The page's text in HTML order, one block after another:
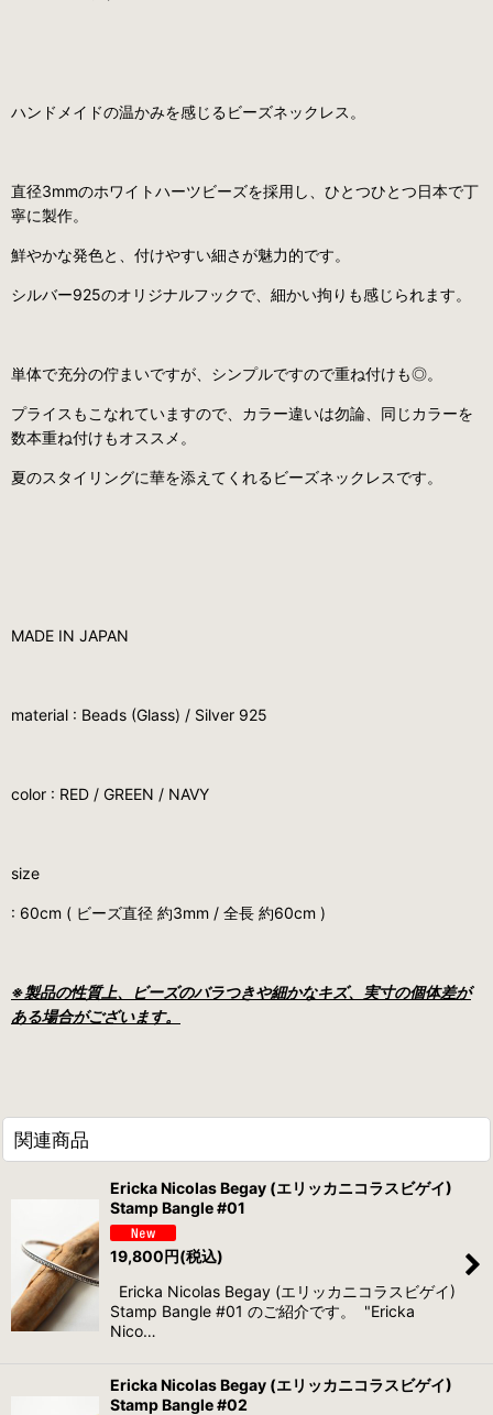
ハンドメイドの温かみを感じるビーズネックレス。
直径3mmのホワイトハーツビーズを採用し、ひとつひとつ日本で丁
寧に製作。
鮮やかな発色と、付けやすい細さが魅力的です。
シルバー925のオリジナルフックで、細かい拘りも感じられます。
単体で充分の佇まいですが、シンプルですので重ね付けも◎。
プライスもこなれていますので、カラー違いは勿論、同じカラーを
数本重ね付けもオススメ。
夏のスタイリングに華を添えてくれるビーズネックレスです。
MADE IN JAPAN
material : Beads (Glass) / Silver 925
color : RED / GREEN / NAVY
size
: 60cm ( ビーズ直径 約3mm / 全長 約60cm )
※製品の性質上、ビーズのバラつきや細かなキズ、実寸の個体差が
ある場合がございます。
関連商品
Ericka Nicolas Begay (エリッカニコラスビゲイ)
Stamp Bangle #01
19,800円(税込)
Ericka Nicolas Begay (エリッカニコラスビゲイ)
Stamp Bangle #01 のご紹介です。 "Ericka
Nico…
Ericka Nicolas Begay (エリッカニコラスビゲイ)
Stamp Bangle #02